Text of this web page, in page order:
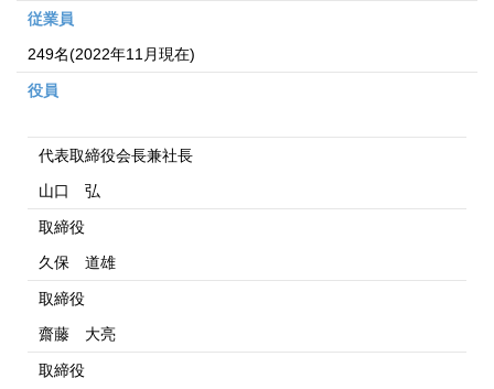
従業員
249名(2022年11月現在)
役員
代表取締役会長兼社長
山口 弘
取締役
久保 道雄
取締役
齋藤 大亮
取締役